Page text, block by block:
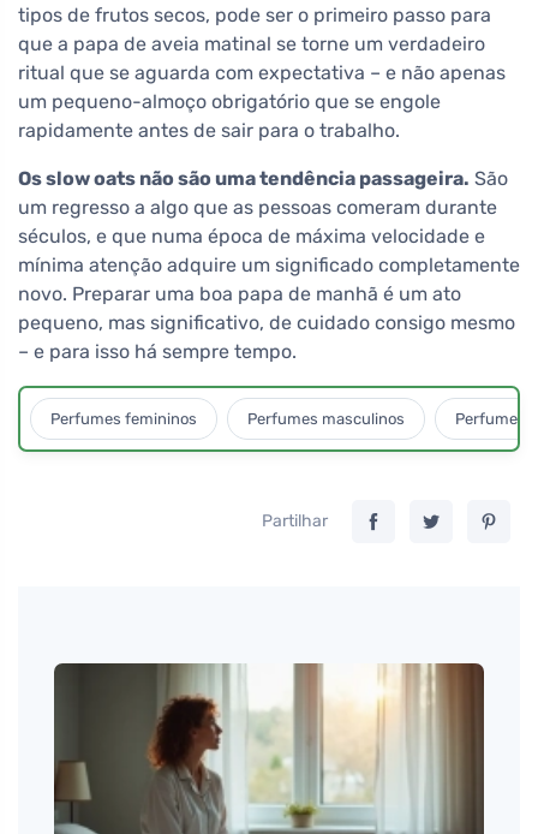
tipos de frutos secos, pode ser o primeiro passo para
que a papa de aveia matinal se torne um verdadeiro
ritual que se aguarda com expectativa – e não apenas
um pequeno-almoço obrigatório que se engole
rapidamente antes de sair para o trabalho.
Os slow oats não são uma tendência passageira. São
um regresso a algo que as pessoas comeram durante
séculos, e que numa época de máxima velocidade e
mínima atenção adquire um significado completamente
novo. Preparar uma boa papa de manhã é um ato
pequeno, mas significativo, de cuidado consigo mesmo
– e para isso há sempre tempo.
Perfumes femininos Perfumes masculinos Perfumes
Partilhar